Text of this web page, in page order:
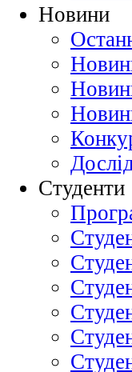
Новини
Студенти